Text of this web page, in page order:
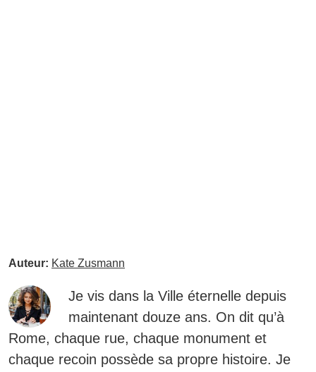
Auteur: Kate Zusmann
Je vis dans la Ville éternelle depuis
maintenant douze ans. On dit qu’à
Rome, chaque rue, chaque monument et
chaque recoin possède sa propre histoire. Je